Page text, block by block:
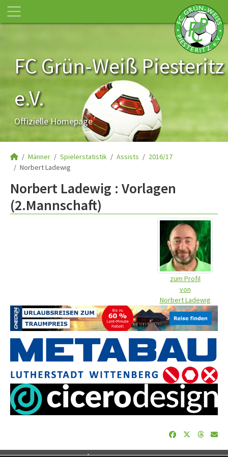
FC Grün-Weiß Piesteritz
e.V.
Offizielle Homepage
Männer Spielerstatistik Assists
2016/17
Norbert Ladewig
Norbert Ladewig : Vorlagen
(2.Mannschaft)
zum Profil
von
Norbert Ladewig